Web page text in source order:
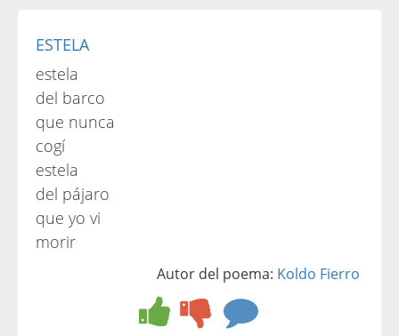
ESTELA
estela
del barco
que nunca
cogí
estela
del pájaro
que yo vi
morir
Autor del poema: Koldo Fierro